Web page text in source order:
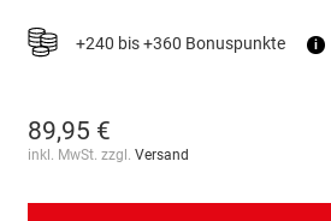
+240 bis +360 Bonuspunkte i
89,95 €
inkl. MwSt. zzgl. Versand